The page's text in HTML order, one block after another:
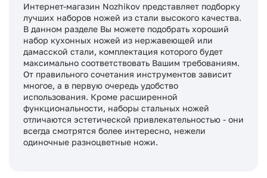
Интернет-магазин Nozhikov представляет подборку
лучших наборов ножей из стали высокого качества.
В данном разделе Вы можете подобрать хороший
набор кухонных ножей из нержавеющей или
дамасской стали, комплектация которого будет
максимально соответствовать Вашим требованиям.
От правильного сочетания инструментов зависит
многое, а в первую очередь удобство
использования. Кроме расширенной
функциональности, наборы стальных ножей
отличаются эстетической привлекательностью - они
всегда смотрятся более интересно, нежели
одиночные разноцветные ножи.